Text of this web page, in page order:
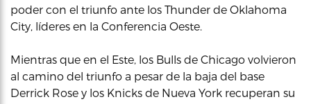
poder con el triunfo ante los Thunder de Oklahoma
City, líderes en la Conferencia Oeste.
Mientras que en el Este, los Bulls de Chicago volvieron
al camino del triunfo a pesar de la baja del base
Derrick Rose y los Knicks de Nueva York recuperan su